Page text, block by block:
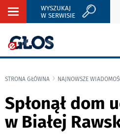
Rozwiń
WYSZUKAJ
W SERWISIE
STRONA GŁÓWNA NAJNOWSZE
Spłonął dom
w Białej